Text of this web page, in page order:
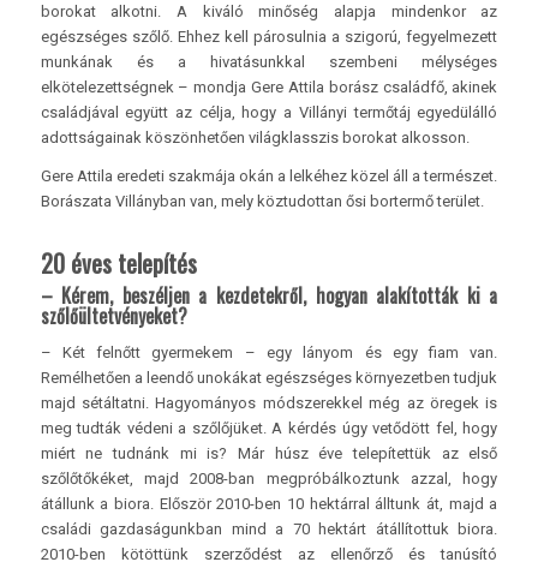
borokat alkotni. A kiváló minőség alapja mindenkor az
egészséges szőlő. Ehhez kell párosulnia a szigorú, fegyelmezett
munkának és a hivatásunkkal szembeni mélységes
elkötelezettségnek – mondja Gere Attila borász családfő, akinek
családjával együtt az célja, hogy a Villányi termőtáj egyedülálló
adottságainak köszönhetően világklasszis borokat alkosson.
Gere Attila eredeti szakmája okán a lelkéhez közel áll a természet.
Borászata Villányban van, mely köztudottan ősi bortermő terület.
20 éves telepítés
– Kérem, beszéljen a kezdetekről, hogyan alakították ki a
szőlőültetvényeket?
– Két felnőtt gyermekem – egy lányom és egy fiam van.
Remélhetően a leendő unokákat egészséges környezetben tudjuk
majd sétáltatni. Hagyományos módszerekkel még az öregek is
meg tudták védeni a szőlőjüket. A kérdés úgy vetődött fel, hogy
miért ne tudnánk mi is? Már húsz éve telepítettük az első
szőlőtőkéket, majd 2008-ban megpróbálkoztunk azzal, hogy
átállunk a biora. Először 2010-ben 10 hektárral álltunk át, majd a
családi gazdaságunkban mind a 70 hektárt átállítottuk biora.
2010-ben kötöttünk szerződést az ellenőrző és tanúsító